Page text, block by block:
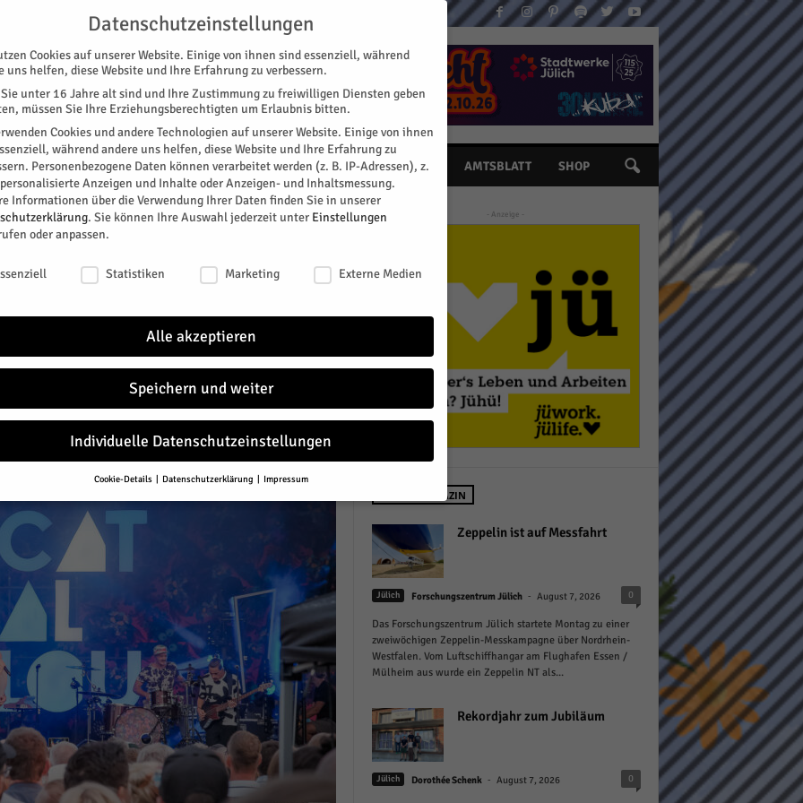
KONTAKT IMPRESSUM
SPEZIAL E-PAPER KINO GALERIE TERMINE AMTSBLATT SHOP
Art
ein zur „Jülschen Nacht“. Karten für das
Jülich im Oktober gibt es ab heute Abend.
- Anzeige -
NEU IM MAGAZIN
Zeppelin ist auf Messfahrt
Jülich Forschungszentrum Jülich - August 7, 2026 0
Das Forschungszentrum Jülich startete Montag zu einer
zweiwöchigen Zeppelin-Messkampagne über Nordrhein-
Westfalen. Vom Luftschiffhangar am Flughafen Essen /
Mülheim aus wurde ein Zeppelin NT als...
Rekordjahr zum Jubiläum
Jülich Dorothée Schenk - August 7, 2026 0
Datenschutzeinstellungen
Cookies auf unserer Website. Einige von ihnen sind essenziell, während
uns helfen, diese Website und Ihre Erfahrung zu verbessern.
unter 16 Jahre alt sind und Ihre Zustimmung zu freiwilligen Diensten geben
müssen Sie Ihre Erziehungsberechtigten um Erlaubnis bitten.
Cookies und andere Technologien auf unserer Website. Einige von ihnen
während andere uns helfen, diese Website und Ihre Erfahrung zu
Personenbezogene Daten können verarbeitet werden (z. B. IP-Adressen), z.
Anzeigen und Inhalte oder Anzeigen- und Inhaltsmessung.
Informationen über die Verwendung Ihrer Daten finden Sie in unserer
. Sie können Ihre Auswahl jederzeit unter Einstellungen
oder anpassen.
Statistiken Marketing Externe Medien
Alle akzeptieren
Speichern und weiter
Individuelle Datenschutzeinstellungen
Cookie-Details Datenschutzerklärung Impressum
Datenschutzeinstellungen
Sie unter 16 Jahre alt sind und Ihre Zustimmung zu freiwilligen Diensten geben
müssen Sie Ihre Erziehungsberechtigten um Erlaubnis bitten.
Cookies und andere Technologien auf unserer Website. Einige von ihnen
während andere uns helfen, diese Website und Ihre Erfahrung zu
Personenbezogene Daten können verarbeitet werden (z. B. IP-Adressen), z.
Anzeigen und Inhalte oder Anzeigen- und Inhaltsmessung.
Informationen über die Verwendung Ihrer Daten finden Sie in unserer
.
Sie eine Übersicht über alle verwendeten Cookies. Sie können Ihre
zu ganzen Kategorien geben oder sich weitere Informationen anzeigen
und so nur bestimmte Cookies auswählen.
akzeptieren
und weiter
Zurück